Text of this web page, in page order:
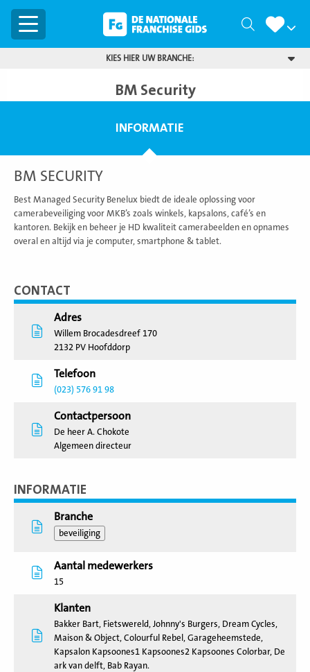
Menu Zoeken
KIES HIER UW BRANCHE:
BM Security
INFORMATIE
BM SECURITY
Best Managed Security Benelux biedt de ideale oplossing voor
camerabeveiliging voor MKB’s zoals winkels, kapsalons, café’s en
kantoren. Bekijk en beheer je HD kwaliteit camerabeelden en opnames
overal en altijd via je computer, smartphone & tablet.
CONTACT
Adres
Willem Brocadesdreef 170
2132 PV Hoofddorp
Telefoon
(023) 576 91 98
Contactpersoon
De heer A. Chokote
Algemeen directeur
INFORMATIE
Branche
beveiliging
Aantal medewerkers
15
Klanten
Bakker Bart, Fietswereld, Johnny's Burgers, Dream Cycles,
Maison & Object, Colourful Rebel, Garageheemstede,
Kapsalon Kapsoones1 Kapsoones2 Kapsoones Colorbar, De
ark van delft, Bab Rayan.